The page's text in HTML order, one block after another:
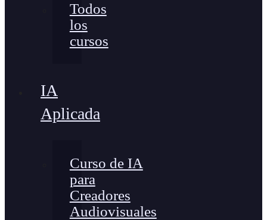
Todos
los
cursos
IA
Aplicada
Curso de IA
para
Creadores
Audiovisuales